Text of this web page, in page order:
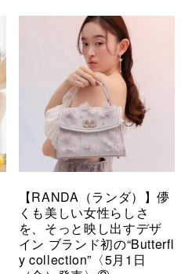
【RANDA（ランダ）】儚
くも美しい女性らしさ
を、そっと映し出すデザ
イン ブランド初の“Butterfl
y collection”〈5月1日